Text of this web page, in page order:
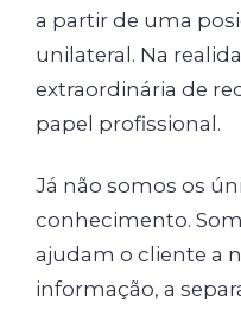
a partir de uma
unilateral. Na
extraordinária de
papel profissional.
Já não somos os
conhecimento.
ajudam o cliente a
informação, a